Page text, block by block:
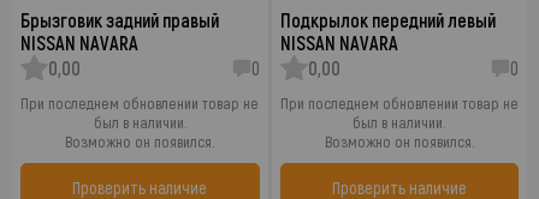
Брызговик задний правый
NISSAN NAVARA
0,00
0
При последнем обновлении товар не
был в наличии.
Возможно он появился.
Проверить наличие
Подкрылок передний левый
NISSAN NAVARA
0,00
0
При последнем обновлении товар не
был в наличии.
Возможно он появился.
Проверить наличие